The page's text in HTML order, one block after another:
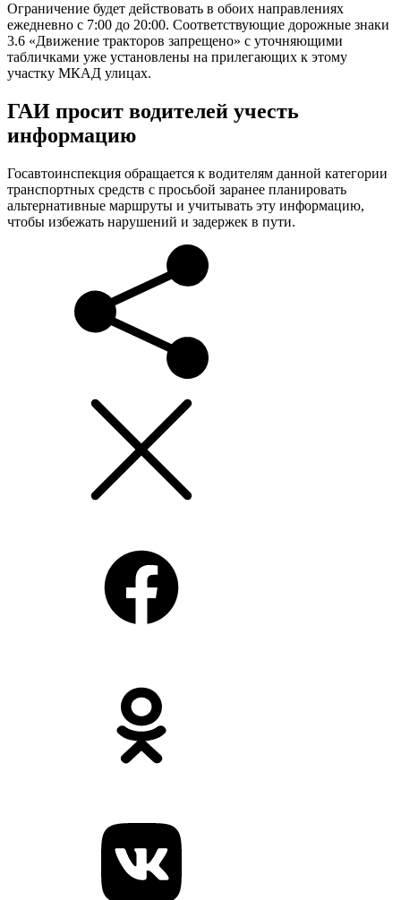
Ограничение будет действовать в обоих направлениях
ежедневно с 7:00 до 20:00. Соответствующие дорожные знаки
3.6 «Движение тракторов запрещено» с уточняющими
табличками уже установлены на прилегающих к этому
участку МКАД улицах.
ГАИ просит водителей учесть
информацию
Госавтоинспекция обращается к водителям данной категории
транспортных средств с просьбой заранее планировать
альтернативные маршруты и учитывать эту информацию,
чтобы избежать нарушений и задержек в пути.